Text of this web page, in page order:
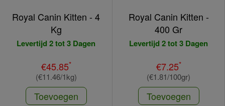
Royal Canin Kitten - 4
Kg
Levertijd 2 tot 3 Dagen
€45.85*
(€11.46/1kg)
Toevoegen
Royal Canin Kitten -
400 Gr
Levertijd 2 tot 3 Dagen
€7.25*
(€1.81/100gr)
Toevoegen